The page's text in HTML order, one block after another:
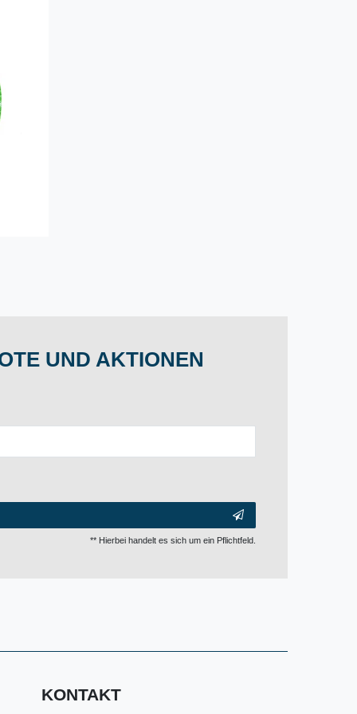
UND AKTIONEN
** Hierbei handelt es sich um ein Pflichtfeld.
KONTAKT